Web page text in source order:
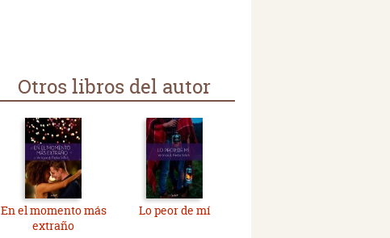
Otros libros del autor
En el momento más
extraño
Lo peor de mí